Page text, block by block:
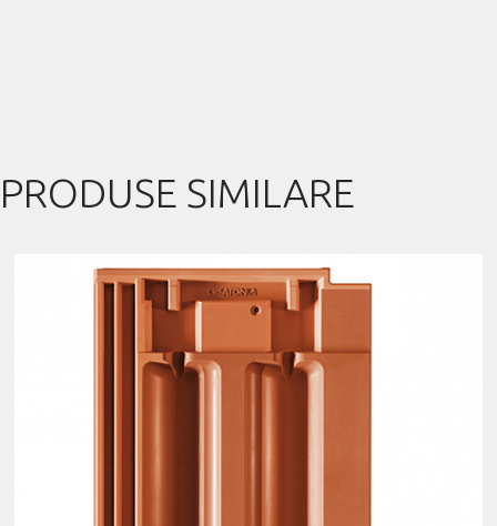
PRODUSE SIMILARE